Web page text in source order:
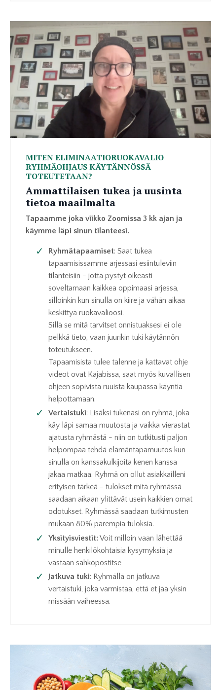
MITEN ELIMINAATIORUOKAVALIO
RYHMÄOHJAUS KÄYTÄNNÖSSÄ
TOTEUTETAAN?
Ammattilaisen tukea ja uusinta
tietoa maailmalta
Tapaamme joka viikko Zoomissa 3 kk ajan ja
käymme läpi sinun tilanteesi.
Ryhmätapaamiset: Saat tukea
tapaamisissamme arjessasi esiintuleviin
tilanteisiin - jotta pystyt oikeasti
soveltamaan kaikkea oppimaasi arjessa,
silloinkin kun sinulla on kiire ja vähän aikaa
keskittyä ruokavalioosi.
Sillä se mitä tarvitset onnistuaksesi ei ole
pelkkä tieto, vaan juurikin tuki käytännön
toteutukseen.
Tapaamisista tulee talenne ja kattavat ohje
videot ovat Kajabissa, saat myös kuvallisen
ohjeen sopivista ruuista kaupassa käyntiä
helpottamaan.
Vertaistuki: Lisäksi tukenasi on ryhmä, joka
käy läpi samaa muutosta ja vaikka vierastat
ajatusta ryhmästä - niin on tutkitusti paljon
helpompaa tehdä elämäntapamuutos kun
sinulla on kanssakulkijoita kenen kanssa
jakaa matkaa. Ryhmä on ollut asiakkailleni
erityisen tärkeä - tulokset mitä ryhmässä
saadaan aikaan ylittävät usein kaikkien omat
odotukset. Ryhmässä saadaan tutkimusten
mukaan 80% parempia tuloksia.
Yksityisviestit:Voit milloin vaan lähettää
minulle henkilökohtaisia kysymyksiä ja
vastaan sähköpostitse
Jatkuva tuki: Ryhmällä on jatkuva
vertaistuki, joka varmistaa, että et jää yksin
missään vaiheessa.